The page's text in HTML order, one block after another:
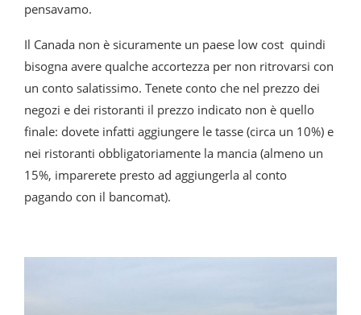
pensavamo.
Il Canada non è sicuramente un paese low cost quindi
bisogna avere qualche accortezza per non ritrovarsi con
un conto salatissimo. Tenete conto che nel prezzo dei
negozi e dei ristoranti il prezzo indicato non è quello
finale: dovete infatti aggiungere le tasse (circa un 10%) e
nei ristoranti obbligatoriamente la mancia (almeno un
15%, imparerete presto ad aggiungerla al conto
pagando con il bancomat).